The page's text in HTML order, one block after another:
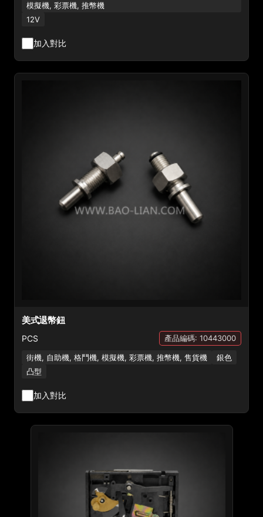
模擬機, 彩票機, 推幣機
12V
加入對比
美式退幣鈕
PCS 產品編碼: 10443000
街機, 自助機, 格鬥機, 模擬機, 彩票機, 推幣機, 售貨機
銀色
凸型
加入對比